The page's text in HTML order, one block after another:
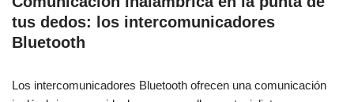
tus dedos: los intercomunicadores
Bluetooth
Los intercomunicadores Bluetooth ofrecen una comunicación